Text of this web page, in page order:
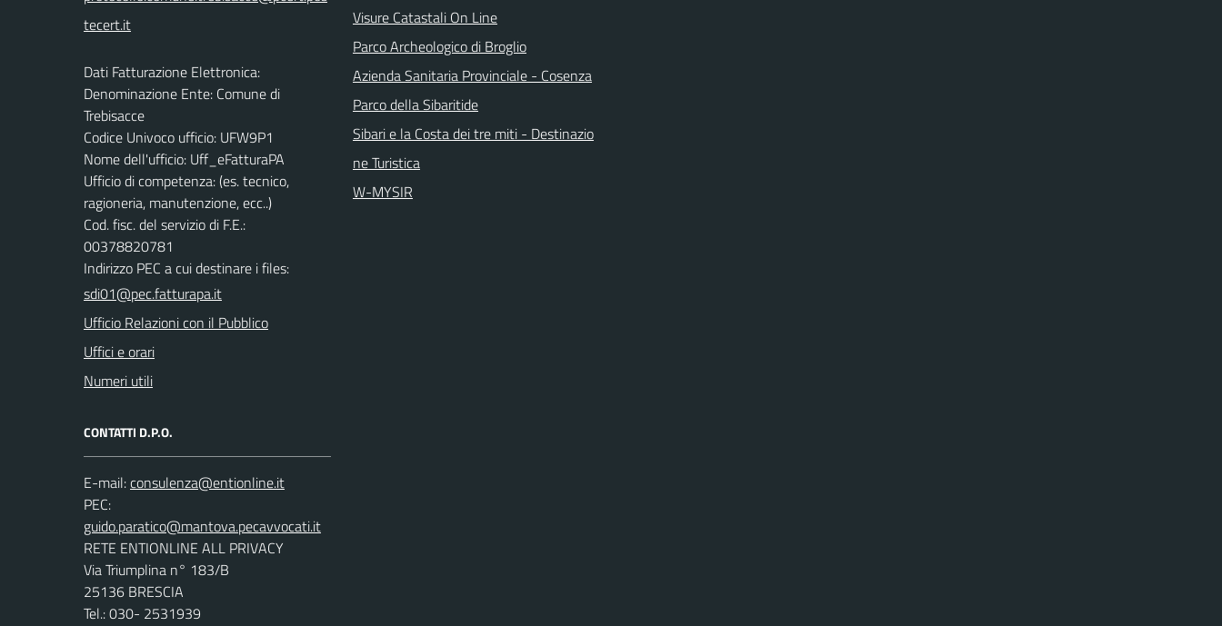
Dati Fatturazione Elettronica:
Denominazione Ente: Comune di
Trebisacce
Codice Univoco ufficio: UFW9P1
Nome dell'ufficio: Uff_eFatturaPA
Ufficio di competenza: (es. tecnico,
ragioneria, manutenzione, ecc..)
Cod. fisc. del servizio di F.E.:
00378820781
Indirizzo PEC a cui destinare i files:
sdi01@pec.fatturapa.it
Ufficio Relazioni con il Pubblico
Uffici e orari
Numeri utili
CONTATTI D.P.O.
E-mail:
PEC:
RETE ENTIONLINE ALL PRIVACY
Via Triumplina n° 183/B
25136 BRESCIA
Tel.: 030- 2531939
Visure Catastali On Line
Parco Archeologico di Broglio
Azienda Sanitaria Provinciale - Cosenza
Parco della Sibaritide
Sibari e la Costa dei tre miti - Destinazio
ne Turistica
W-MYSIR